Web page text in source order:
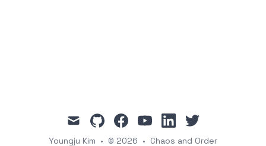
mail githubfacebookyoutubelinkedintwitter
Youngju Kim • © 2026 • Chaos and Order